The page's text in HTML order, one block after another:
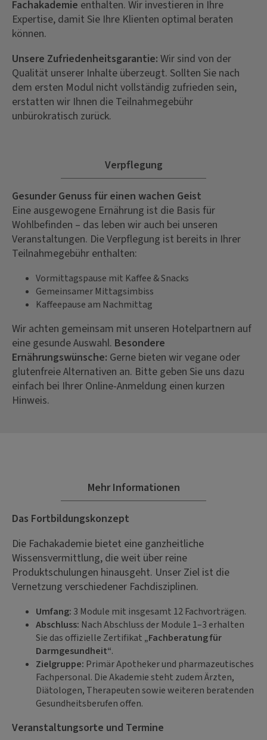
Fachakademie enthalten. Wir investieren in Ihre
Expertise, damit Sie Ihre Klienten optimal beraten
können.
Unsere Zufriedenheitsgarantie: Wir sind von der
Qualität unserer Inhalte überzeugt. Sollten Sie nach
dem ersten Modul nicht vollständig zufrieden sein,
erstatten wir Ihnen die Teilnahmegebühr
unbürokratisch zurück.
Verpflegung
Gesunder Genuss für einen wachen Geist
Eine ausgewogene Ernährung ist die Basis für
Wohlbefinden – das leben wir auch bei unseren
Veranstaltungen. Die Verpflegung ist bereits in Ihrer
Teilnahmegebühr enthalten:
Vormittagspause mit Kaffee & Snacks
Gemeinsamer Mittagsimbiss
Kaffeepause am Nachmittag
Wir achten gemeinsam mit unseren Hotelpartnern auf
eine gesunde Auswahl. Besondere
Ernährungswünsche: Gerne bieten wir vegane oder
glutenfreie Alternativen an. Bitte geben Sie uns dazu
einfach bei Ihrer Online-Anmeldung einen kurzen
Hinweis.
Mehr Informationen
Das Fortbildungskonzept
Die Fachakademie bietet eine ganzheitliche
Wissensvermittlung, die weit über reine
Produktschulungen hinausgeht. Unser Ziel ist die
Vernetzung verschiedener Fachdisziplinen.
Umfang: 3 Module mit insgesamt 12 Fachvorträgen.
Abschluss: Nach Abschluss der Module 1–3 erhalten
Sie das offizielle Zertifikat „Fachberatung für
Darmgesundheit“.
Zielgruppe: Primär Apotheker und pharmazeutisches
Fachpersonal. Die Akademie steht zudem Ärzten,
Diätologen, Therapeuten sowie weiteren beratenden
Gesundheitsberufen offen.
Veranstaltungsorte und Termine